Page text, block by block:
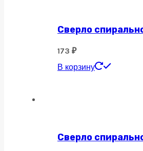
Сверло
173 ₽
В корзину
Сверло